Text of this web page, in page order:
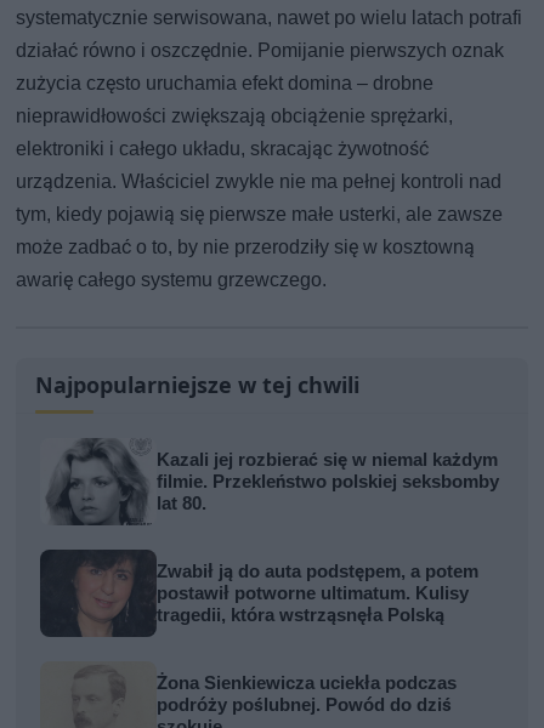
systematycznie serwisowana, nawet po wielu latach potrafi
działać równo i oszczędnie. Pomijanie pierwszych oznak
zużycia często uruchamia efekt domina – drobne
nieprawidłowości zwiększają obciążenie sprężarki,
elektroniki i całego układu, skracając żywotność
urządzenia. Właściciel zwykle nie ma pełnej kontroli nad
tym, kiedy pojawią się pierwsze małe usterki, ale zawsze
może zadbać o to, by nie przerodziły się w kosztowną
awarię całego systemu grzewczego.
Najpopularniejsze w tej chwili
Kazali jej rozbierać się w niemal każdym
filmie. Przekleństwo polskiej seksbomby
lat 80.
Zwabił ją do auta podstępem, a potem
postawił potworne ultimatum. Kulisy
tragedii, która wstrząsnęła Polską
Żona Sienkiewicza uciekła podczas
podróży poślubnej. Powód do dziś